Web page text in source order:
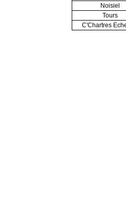
Noisiel
Tours
C'Chartres